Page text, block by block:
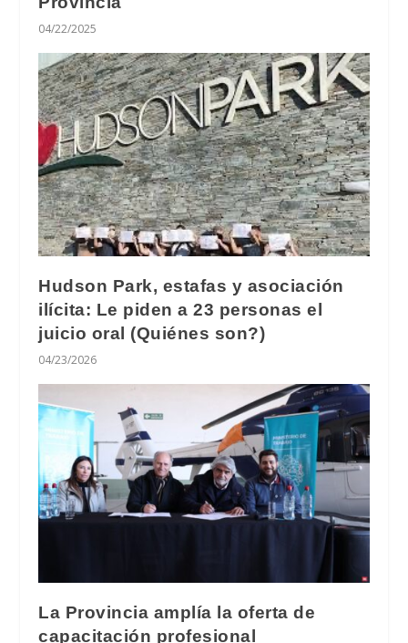
04/22/2025
Hudson Park, estafas y asociación
ilícita: Le piden a 23 personas el
juicio oral (Quiénes son?)
04/23/2026
La Provincia amplía la oferta de
capacitación profesional